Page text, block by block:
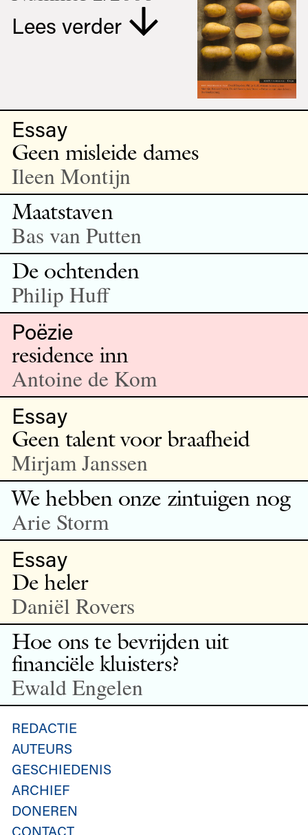
Lees verder
Essay
Geen misleide dames
Ileen Montijn
Maatstaven
Bas van Putten
De ochtenden
Philip Huff
Poëzie
residence inn
Antoine de Kom
Essay
Geen talent voor braafheid
Mirjam Janssen
We hebben onze zintuigen nog
Arie Storm
Essay
De heler
Daniël Rovers
Hoe ons te bevrijden uit
financiële kluisters?
Ewald Engelen
REDACTIE
AUTEURS
GESCHIEDENIS
ARCHIEF
DONEREN
CONTACT